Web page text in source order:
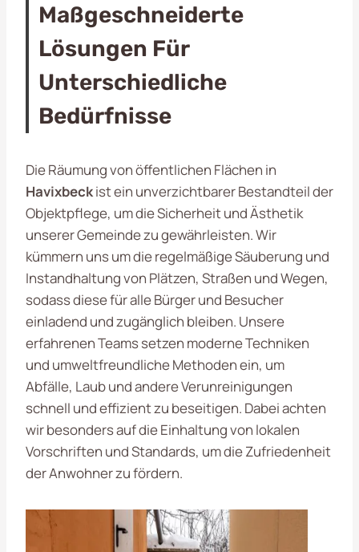
Maßgeschneiderte
Lösungen Für
Unterschiedliche
Bedürfnisse
Die Räumung von öffentlichen Flächen in
Havixbeckist ein unverzichtbarer Bestandteil der
Objektpflege, um die Sicherheit und Ästhetik
unserer Gemeinde zu gewährleisten. Wir
kümmern uns um die regelmäßige Säuberung und
Instandhaltung von Plätzen, Straßen und Wegen,
sodass diese für alle Bürger und Besucher
einladend und zugänglich bleiben. Unsere
erfahrenen Teams setzen moderne Techniken
und umweltfreundliche Methoden ein, um
Abfälle, Laub und andere Verunreinigungen
schnell und effizient zu beseitigen. Dabei achten
wir besonders auf die Einhaltung von lokalen
Vorschriften und Standards, um die Zufriedenheit
der Anwohner zu fördern.